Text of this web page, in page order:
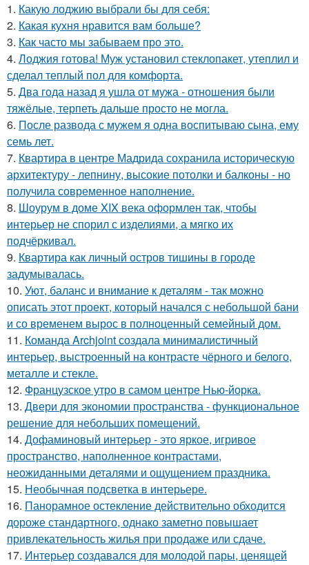
1. Какую лоджию выбрали бы для себя:
2. Какая кухня нравится вам больше?
3. Как часто мы забываем про это.
4. Лоджия готова! Муж установил стеклопакет, утеплил и
сделал теплый пол для комфорта.
5. Два года назад я ушла от мужа - отношения были
тяжёлые, терпеть дальше просто не могла.
6. После развода с мужем я одна воспитываю сына, ему
семь лет.
7. Квартира в центре Мадрида сохранила историческую
архитектуру - лепнину, высокие потолки и балконы - но
получила современное наполнение.
8. Шоурум в доме XIX века оформлен так, чтобы
интерьер не спорил с изделиями, а мягко их
подчёркивал.
9. Квартира как личный остров тишины в городе
задумывалась.
10. Уют, баланс и внимание к деталям - так можно
описать этот проект, который начался с небольшой бани
и со временем вырос в полноценный семейный дом.
11. Команда Archjoint создала минималистичный
интерьер, выстроенный на контрасте чёрного и белого,
металле и стекле.
12. Французское утро в самом центре Нью-йорка.
13. Двери для экономии пространства - функциональное
решение для небольших помещений.
14. Дофаминовый интерьер - это яркое, игривое
пространство, наполненное контрастами,
неожиданными деталями и ощущением праздника.
15. Необычная подсветка в интерьере.
16. Панорамное остекление действительно обходится
дороже стандартного, однако заметно повышает
привлекательность жилья при продаже или сдаче.
17. Интерьер создавался для молодой пары, ценящей